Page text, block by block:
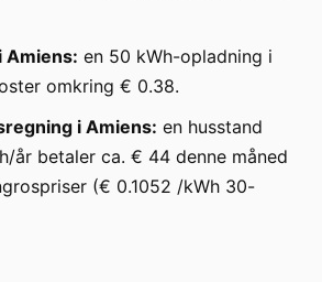
Amiens: en 50 kWh-opladning i
omkring € 0.38.
i Amiens: en husstand
år betaler ca. € 44 denne måned
(€ 0.1052 /kWh 30-